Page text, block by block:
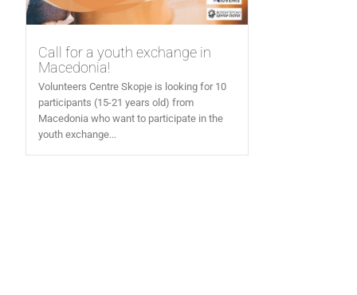
Call for a youth exchange in
Macedonia!
Volunteers Centre Skopje is looking for 10
participants (15-21 years old) from
Macedonia who want to participate in the
youth exchange...